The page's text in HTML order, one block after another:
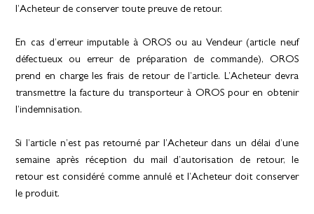
l’Acheteur de conserver toute preuve de retour.
En cas d’erreur imputable à OROS ou au Vendeur (article neuf
défectueux ou erreur de préparation de commande), OROS
prend en charge les frais de retour de l’article. L’Acheteur devra
transmettre la facture du transporteur à OROS pour en obtenir
l’indemnisation.
Si l’article n’est pas retourné par l’Acheteur dans un délai d’une
semaine après réception du mail d’autorisation de retour, le
retour est considéré comme annulé et l’Acheteur doit conserver
le produit.